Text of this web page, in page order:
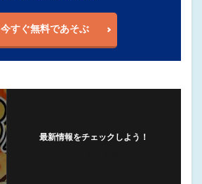
今すぐ無料であそぶ
最新情報をチェックしよう！